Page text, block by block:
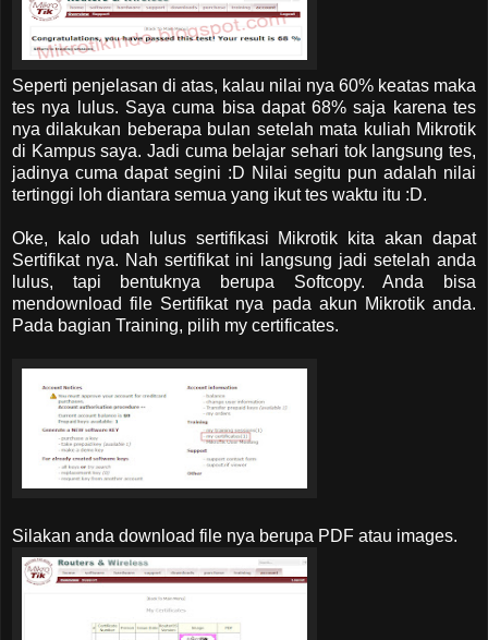
Seperti penjelasan di atas, kalau nilai nya 60% keatas maka
tes nya lulus. Saya cuma bisa dapat 68% saja karena tes
nya dilakukan beberapa bulan setelah mata kuliah Mikrotik
di Kampus saya. Jadi cuma belajar sehari tok langsung tes,
jadinya cuma dapat segini :D Nilai segitu pun adalah nilai
tertinggi loh diantara semua yang ikut tes waktu itu :D.
Oke, kalo udah lulus sertifikasi Mikrotik kita akan dapat
Sertifikat nya. Nah sertifikat ini langsung jadi setelah anda
lulus, tapi bentuknya berupa Softcopy. Anda bisa
mendownload file Sertifikat nya pada akun Mikrotik anda.
Pada bagian Training, pilih my certificates.
Silakan anda download file nya berupa PDF atau images.